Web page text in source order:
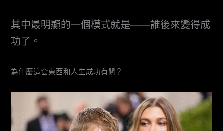
其中最明顯的一個模式就是——誰後來變得成
功了。
為什麼這套東西和人生成功有關？